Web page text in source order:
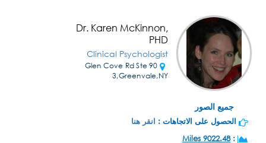
جميع الصور
Dr. Karen McKinnon,
PHD
Clinical Psychologist
90 Glen Cove Rd Ste
3,Greenvale,NY
الحصول على الاتجاهات : انقر هنا
:
9022.48 Miles